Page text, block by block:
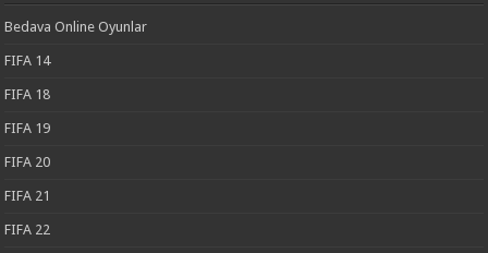
Bedava Online Oyunlar
FIFA 14
FIFA 18
FIFA 19
FIFA 20
FIFA 21
FIFA 22